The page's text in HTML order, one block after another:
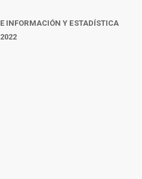
INFORMACIÓN Y ESTADÍSTICA
2022